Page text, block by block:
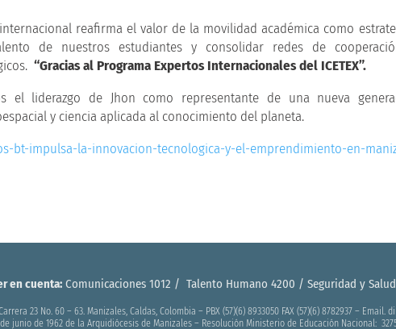
reafirma el valor de la movilidad académica como
de nuestros estudiantes y consolidar redes de
“Gracias al Programa Expertos Internacionales del ICETEX”.
el liderazgo de Jhon como representante de una nueva
y ciencia aplicada al conocimiento del planeta.
bt-impulsa-la-innovacion-tecnologica-y-el-emprendimiento-en-
en cuenta: Comunicaciones 1012 / Talento Humano 4200 / Seguridad y
23 No. 60 – 63. Manizales, Caldas, Colombia – PBX (57)(6) 8933050 FAX (57)(6) 8782937 – Email.
junio de 1962 de la Arquidiócesis de Manizales – Resolución Ministerio de Educación Nacional: